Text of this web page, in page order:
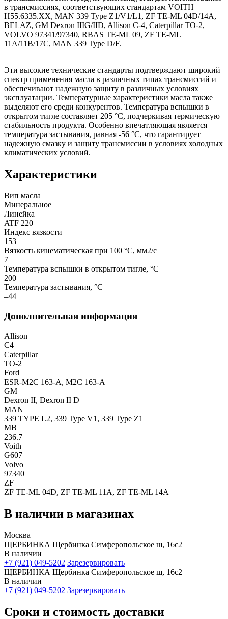
в трансмиссиях, соответствующих стандартам VOITH
H55.6335.XX, MAN 339 Type Z1/V1/L1, ZF TE-ML 04D/14A,
BELAZ, GM Dexron IIIG/IID, Allison C-4, Caterpillar TO-2,
VOLVO 97341/97340, RBAS TE-ML 09, ZF TE-ML
11A/11B/17C, MAN 339 Type D/F.
Эти высокие технические стандарты подтверждают широкий
спектр применения масла в различных типах трансмиссий и
обеспечивают надежную защиту в различных условиях
эксплуатации. Температурные характеристики масла также
выделяют его среди конкурентов. Температура вспышки в
открытом тигле составляет 205 °C, подчеркивая термическую
стабильность продукта. Особенно впечатляющая является
температура застывания, равная -56 °C, что гарантирует
надежную смазку и защиту трансмиссии в условиях холодных
климатических условий.
Характеристики
Вип масла
Минеральное
Линейка
ATF 220
Индекс вязкости
153
Вязкость кинематическая при 100 °С, мм2/с
7
Температура вспышки в открытом тигле, °С
200
Температура застывания, °С
–44
Дополнительная информация
Allison
C4
Caterpillar
TO-2
Ford
ESR-M2C 163-A, M2C 163-A
GM
Dexron II, Dexron II D
MAN
339 TYPE L2, 339 Type V1, 339 Type Z1
MB
236.7
Voith
G607
Volvo
97340
ZF
ZF TE-ML 04D, ZF TE-ML 11A, ZF TE-ML 14A
В наличии в магазинах
Москва
ЩЕРБИНКА Щербинка Симферопольское ш, 16с2
В наличии
+7 (921) 049-5202 Зарезервировать
ЩЕРБИНКА Щербинка Симферопольское ш, 16с2
В наличии
+7 (921) 049-5202 Зарезервировать
Сроки и стоимость доставки